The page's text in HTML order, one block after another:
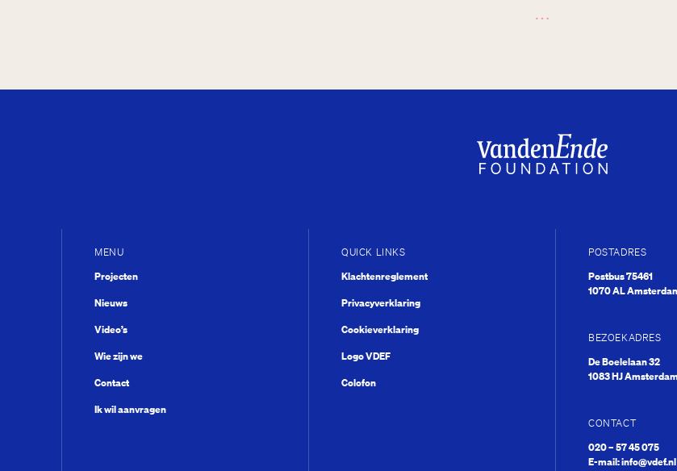
…
Fien de la Mar
MENU
Projecten
Nieuws
Video’s
Wie zijn we
Contact
Ik wil aanvragen
QUICK LINKS
Klachtenreglement
Privacyverklaring
Cookieverklaring
Logo VDEF
Colofon
POSTADRES
Postbus 75461
1070 AL
BEZOEKADRES
De Boelelaan 32
1083 HJ
CONTACT
020 – 57 45 075
E-mail:info@vdef.nl